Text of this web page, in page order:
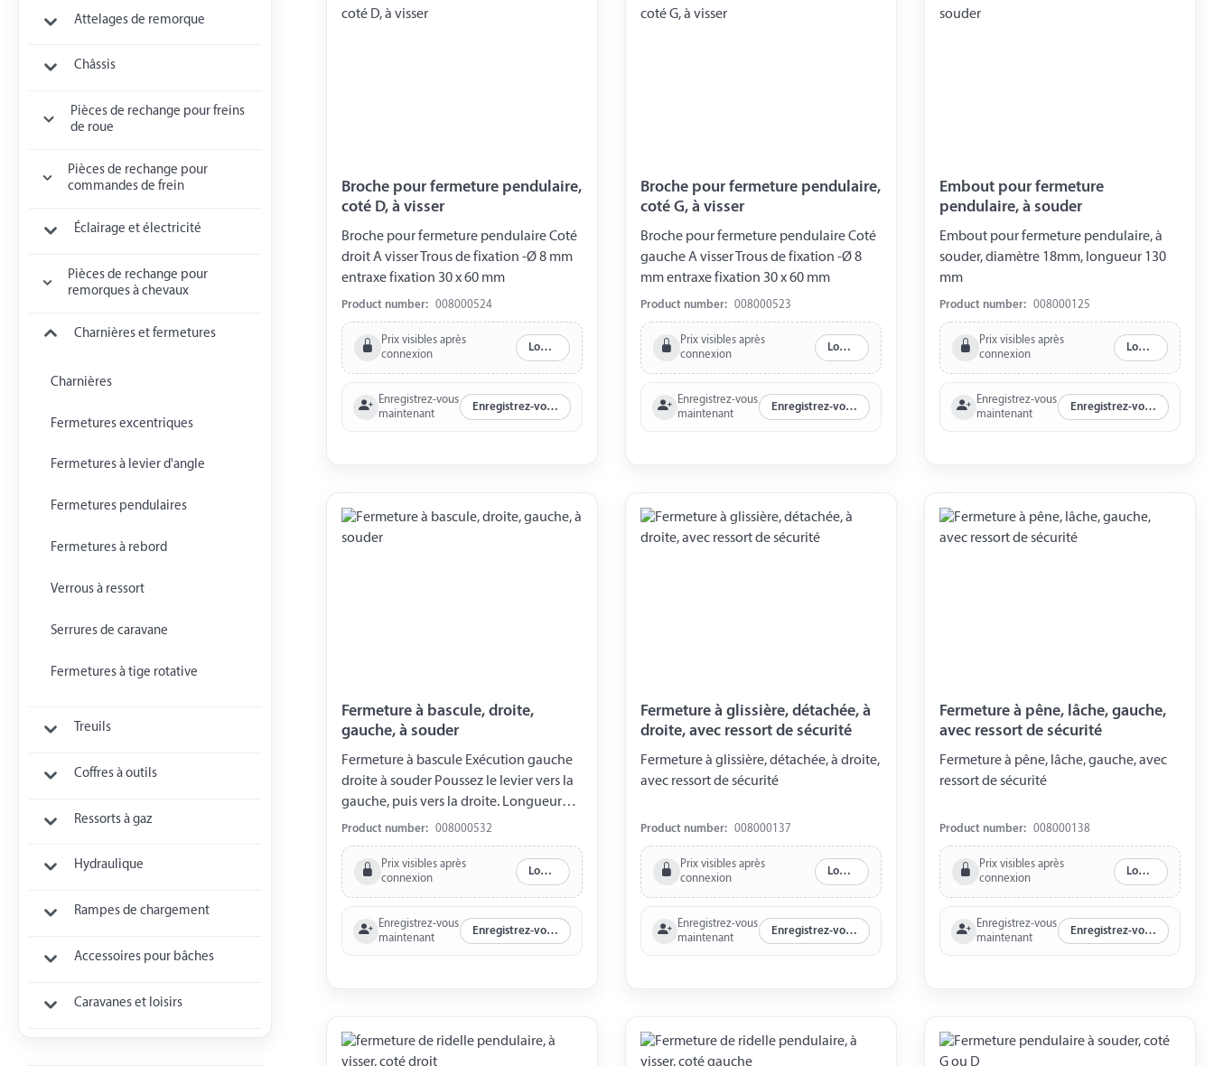
Attelages de remorque
Châssis
Pièces de rechange pour freins
de roue
Pièces de rechange pour
commandes de frein
Éclairage et électricité
Pièces de rechange pour
remorques à chevaux
Charnières et fermetures
Charnières
Fermetures excentriques
Fermetures à levier d'angle
Fermetures pendulaires
Fermetures à rebord
Verrous à ressort
Serrures de caravane
Fermetures à tige rotative
Treuils
Coffres à outils
Ressorts à gaz
Hydraulique
Rampes de chargement
Accessoires pour bâches
Caravanes et loisirs
Broche pour fermeture pendulaire,
coté D, à visser
Broche pour fermeture pendulaire Coté
droit A visser Trous de fixation -Ø 8 mm
entraxe fixation 30 x 60 mm
Product number: 008000524
Prix visibles après
connexion
Log in
Enregistrez-vous
maintenant
Enregistrez-vous maintenant
Broche pour fermeture pendulaire,
coté G, à visser
Broche pour fermeture pendulaire Coté
gauche A visser Trous de fixation -Ø 8
mm entraxe fixation 30 x 60 mm
Product number: 008000523
Prix visibles après
connexion
Log in
Enregistrez-vous
maintenant
Enregistrez-vous maintenant
Embout pour fermeture
pendulaire, à souder
Embout pour fermeture pendulaire, à
souder, diamètre 18mm, longueur 130
mm
Product number: 008000125
Prix visibles après
connexion
Log in
Enregistrez-vous
maintenant
Enregistrez-vous maintenant
Fermeture à bascule, droite,
gauche, à souder
Fermeture à bascule Exécution gauche
droite à souder Poussez le levier vers la
gauche, puis vers la droite. Longueur
totale 295 mm Longueur de fixation 133
mm Largeur 30 mm Hauteur 45 mm
Version spéciale : Pièce supérieure
galvanisée Corps de base brut/noir
Product number: 008000532
Prix visibles après
connexion
Log in
Enregistrez-vous
maintenant
Enregistrez-vous maintenant
Fermeture à glissière, détachée, à
droite, avec ressort de sécurité
Fermeture à glissière, détachée, à droite,
avec ressort de sécurité
Product number: 008000137
Prix visibles après
connexion
Log in
Enregistrez-vous
maintenant
Enregistrez-vous maintenant
Fermeture à pêne, lâche, gauche,
avec ressort de sécurité
Fermeture à pêne, lâche, gauche, avec
ressort de sécurité
Product number: 008000138
Prix visibles après
connexion
Log in
Enregistrez-vous
maintenant
Enregistrez-vous maintenant